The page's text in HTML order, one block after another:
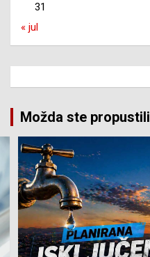
31
« jul
Možda ste propustili